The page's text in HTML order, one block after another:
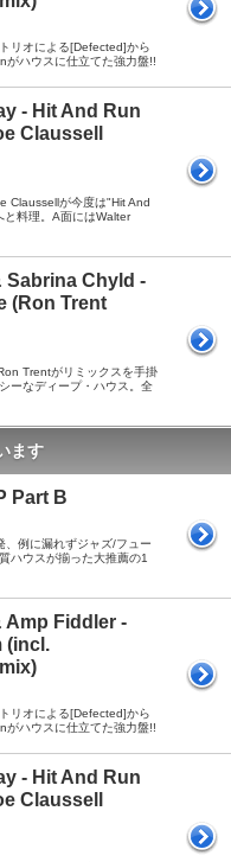
リオによる[Defected]から
がハウスに仕立てた強力盤!!
- Hit And Run
Claussell
Claussellが今度は"Hit And
料理。A面にはWalter
Sabrina Chyld -
(Ron Trent
Trentがリミックスを手掛
ーなディープ・ハウス。全
ます
Part B
例に漏れずジャズ/フュー
ハウスが揃った大推薦の1
Amp Fiddler -
(incl.
リオによる[Defected]から
がハウスに仕立てた強力盤!!
- Hit And Run
Claussell